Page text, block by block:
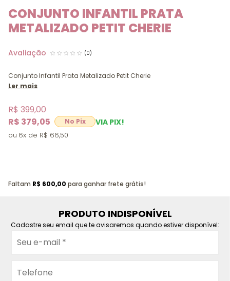
CONJUNTO INFANTIL PRATA
METALIZADO PETIT CHERIE
(0)
Conjunto Infantil Prata Metalizado Petit Cherie
Ler mais
R$ 379,05 VIA PIX!
R$ 399,00
6x R$ 66,50
Faltam R$ 600,00 para ganhar frete grátis!
PRODUTO INDISPONÍVEL
Cadastre seu email que te avisaremos quando estiver disponível: